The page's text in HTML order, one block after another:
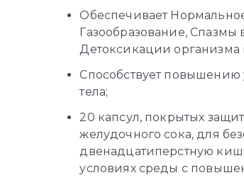
Обеспечивает
Газообразование,
Детоксикации
Способствует
тела;
20 капсул, покрытых
желудочного сока, для
двенадцатиперстную
условиях среды с